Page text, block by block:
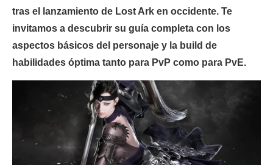
tras el lanzamiento de Lost Ark en occidente. Te
invitamos a descubrir su guía completa con los
aspectos básicos del personaje y la build de
habilidades óptima tanto para PvP como para PvE.